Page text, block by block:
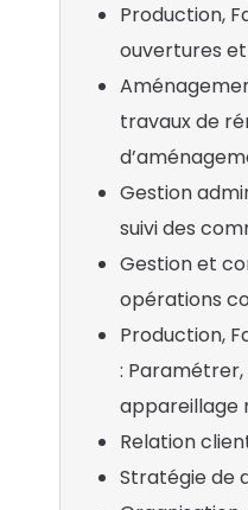
Production,
ouvertures
travaux de
Gestion
suivi des
Gestion et
opérations
Production,
:
appareillage
Relation
Stratégie de